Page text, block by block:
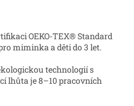
OEKO-TEX® Standard
miminka a děti do 3 let.
technologií s
lhůta je 8–10 pracovních